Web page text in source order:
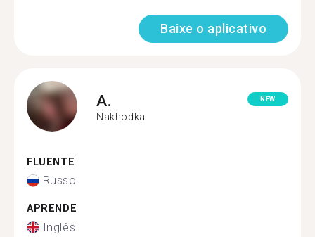
Baixe o aplicativo
A.
Nakhodka
NEW
FLUENTE
Russo
APRENDE
Inglês